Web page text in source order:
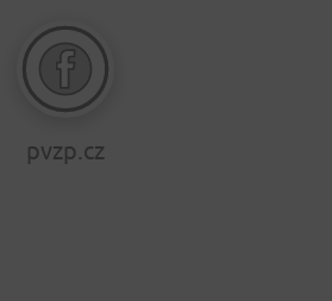
pvzp.cz